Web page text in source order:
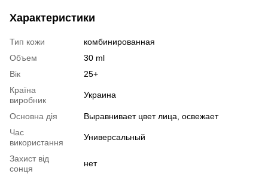
Характеристики
Тип кожи
комбинированная
Объем
30 ml
Вік
25+
Країна
виробник
Украина
Основна дія
Выравнивает цвет лица, освежает
Час
використання
Универсальный
Захист від
сонця
нет